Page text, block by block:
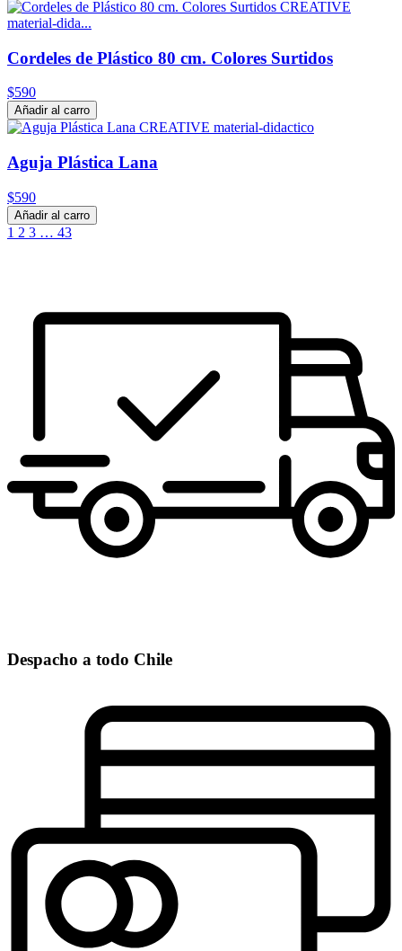
Cordeles de Plástico 80 cm. Colores Surtidos
$590
Añadir al carro
Aguja Plástica Lana
$590
Añadir al carro
1 2 3 … 43
Despacho a todo Chile